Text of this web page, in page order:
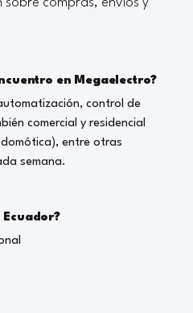
sobre compras, envíos y
en Megaelectro?
control de
comercial y residencial
entre otras
semana.
Ecuador?